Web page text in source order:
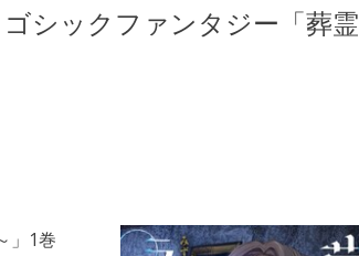
シックファンタジー「葬霊
」1巻